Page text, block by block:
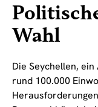
Wahl
Die Seychellen,
rund 100.000